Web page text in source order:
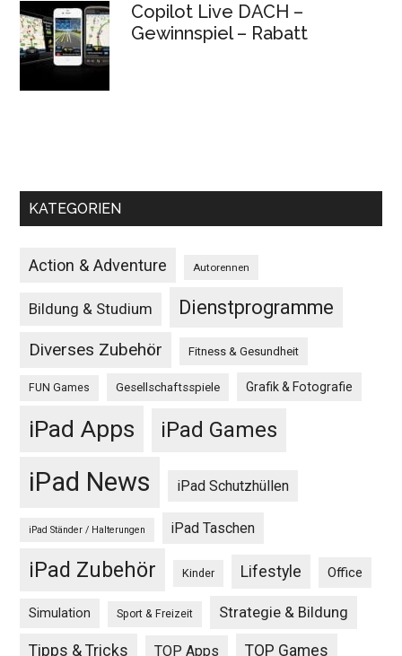
Copilot Live DACH –
Gewinnspiel – Rabatt
KATEGORIEN
Action & Adventure Autorennen
Bildung & Studium Dienstprogramme
Diverses Zubehör Fitness & Gesundheit
FUN Games Gesellschaftsspiele Grafik & Fotografie
iPad Apps iPad Games
iPad News iPad Schutzhüllen
iPad Ständer / Halterungen iPad Taschen
iPad Zubehör Kinder Lifestyle Office
Simulation Sport & Freizeit Strategie & Bildung
Tipps & Tricks TOP Apps TOP Games